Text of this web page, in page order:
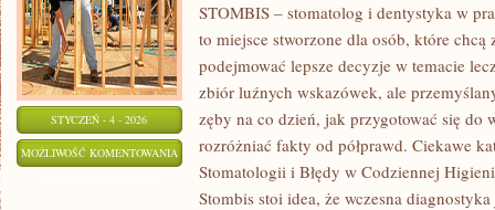
STYCZEŃ - 4 - 2026
MOŻLIWOŚĆ KOMENTOWANIA STOMATOLOGIA
SPORTOWA
STOMBIS – stomatolog i dentystyka w
to miejsce stworzone dla osób, które
podejmować lepsze decyzje w temacie
zbiór luźnych wskazówek, ale
zęby na co dzień, jak przygotować się do
rozróżniać fakty od półprawd. Ciekawe
Stomatologii i Błędy w Codziennej
Stombis stoi idea, że wczesna